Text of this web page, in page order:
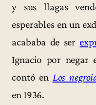
y sus llagas
esperables en un
acababa de ser
Ignacio por negar
contó en Los
en 1936.